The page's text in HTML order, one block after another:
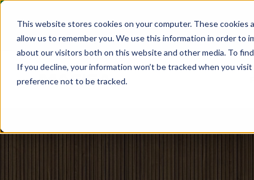
This website stores cookies on your computer. These
allow us to remember you. We use this information in order to
about our visitors both on this website and other media. To
If you decline, your information won’t be tracked when you
preference not to be tracked.